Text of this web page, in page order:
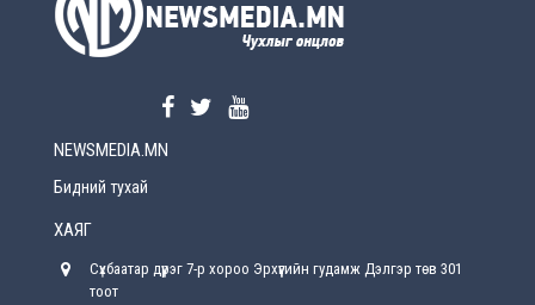
2026-08-5
2026-08-5
хүрсэн өгөөжөөрөө ажлаа үнэлж, хэрэгжилтээ
NEWSMEDIA.MN
Бидний тухай
ХАЯГ
Сүхбаатар дүүрэг 7-р хороо Эрхүүгийн гудамж Дэлгэр төв 301
тоот